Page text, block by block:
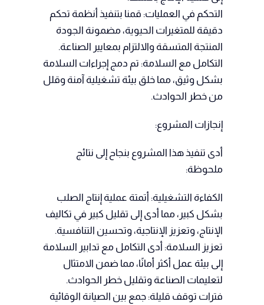
التحكم في العمليات: قمنا بتنفيذ أنظمة تحكم
دقيقة للمتغيرات الحيوية، مضمونة الجودة
المنتجة المتسقة والالتزام بمعايير الصناعة.
التكامل مع السلامة: تم دمج إجراءات السلامة
بشكل وثيق، مما خلق بيئة تشغيلية آمنة وقلل
من خطر الحوادث.
إنجازات المشروع:
أدى تنفيذ هذا المشروع بنجاح إلى نتائج
ملحوظة:
الكفاءة التشغيلية: أتمتة عملية إنتاج الصلب
بشكل كبير، مما أدى إلى تقليل كبير في تكاليف
الإنتاج، وتعزيز الإنتاجية، وتحسين التنافسية.
تعزيز السلامة: أدى التكامل مع تدابير السلامة
إلى بيئة عمل أكثر أمانًا، مما ضمن الامتثال
لتعليمات الصناعة وتقليل خطر الحوادث.
فترات توقف قليلة: جمع بين الصيانة الوقائية